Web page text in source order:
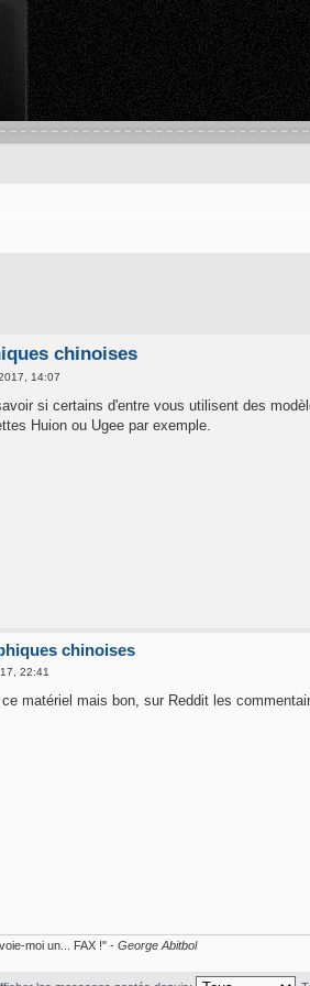
chinoises
14:07
si certains d'entre vous utilisent des
Huion ou Ugee par exemple.
chinoises
22:41
matériel mais bon, sur Reddit les
moi un... FAX !" - George Abitbol